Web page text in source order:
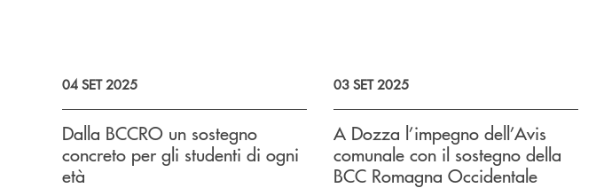
04 SET 2025
Dalla BCCRO un sostegno
concreto per gli studenti di ogni
età
03 SET 2025
A Dozza l’impegno dell’Avis
comunale con il sostegno della
BCC Romagna Occidentale